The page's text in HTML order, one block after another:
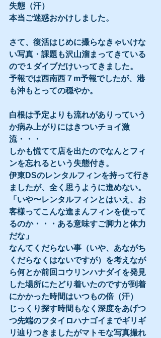
失態（汗）
本当ご迷惑おかけしました。
さて、復活はじめに撮らなきゃいけな
い写真・課題も沢山溜まってきている
ので１ダイブだけいってきました。
予報では西南西７m予報でしたが、港
も沖もとっての穏やか。
白根は予定よりも流れがありっていう
か病み上がりにはきついチョイ激
流・・・
しかも慌てて店を出たのでなんとフィ
ンを忘れるという失態付き。
伊東DSのレンタルフィンを持って行き
ましたが、全く思うように進めない。
「いや〜レンタルフィンとはいえ、お
客様ってこんな進まんフィンを使って
るのか・・・ある意味すご脚力と体力
だな」
なんてくだらない事（いや、あながち
くだらなくはないですが）を考えなが
ら何とか前回コウリンハナダイを発見
した場所にたどり着いたのですが到着
にかかった時間はいつもの倍（汗）
じっくり探す時間もなく深度をあげつ
つ先端のフタイロハナゴイまでギリギ
リ辿りつきましたがマトモな写真撮れ